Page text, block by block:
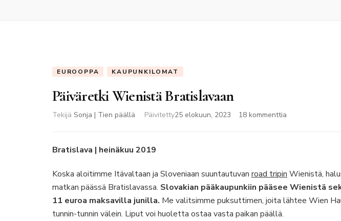
EUROOPPA KAUPUNKILOMAT
Päiväretki Wienistä Bratislavaan
Tekijä Sonja | Tien päällä Päivitetty25 elokuun, 2023 18 kommenttia
Bratislava | heinäkuu 2019
Koska aloitimme Itävaltaan ja Sloveniaan suuntautuvan road tripin Wienistä,
matkan päässä Bratislavassa. Slovakian pääkaupunkiin pääsee Wienistä
11 euroa maksavilla junilla. Me valitsimme puksuttimen, joita lähtee Wien
tunnin-tunnin välein. Liput voi huoletta ostaa vasta paikan päällä.